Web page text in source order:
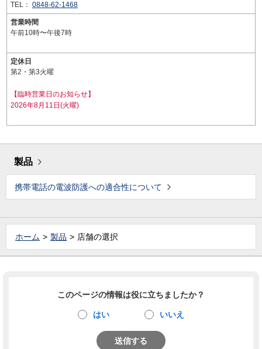
TEL： 0848-62-1468
営業時間
午前10時〜午後7時
定休日
第2・第3火曜
【臨時営業日のお知らせ】
2026年8月11日(火曜)
製品
携帯電話の電波防護への適合性について
ホーム 製品 店舗の選択
このページの情報は役に立ちましたか？
はい いいえ
送信する